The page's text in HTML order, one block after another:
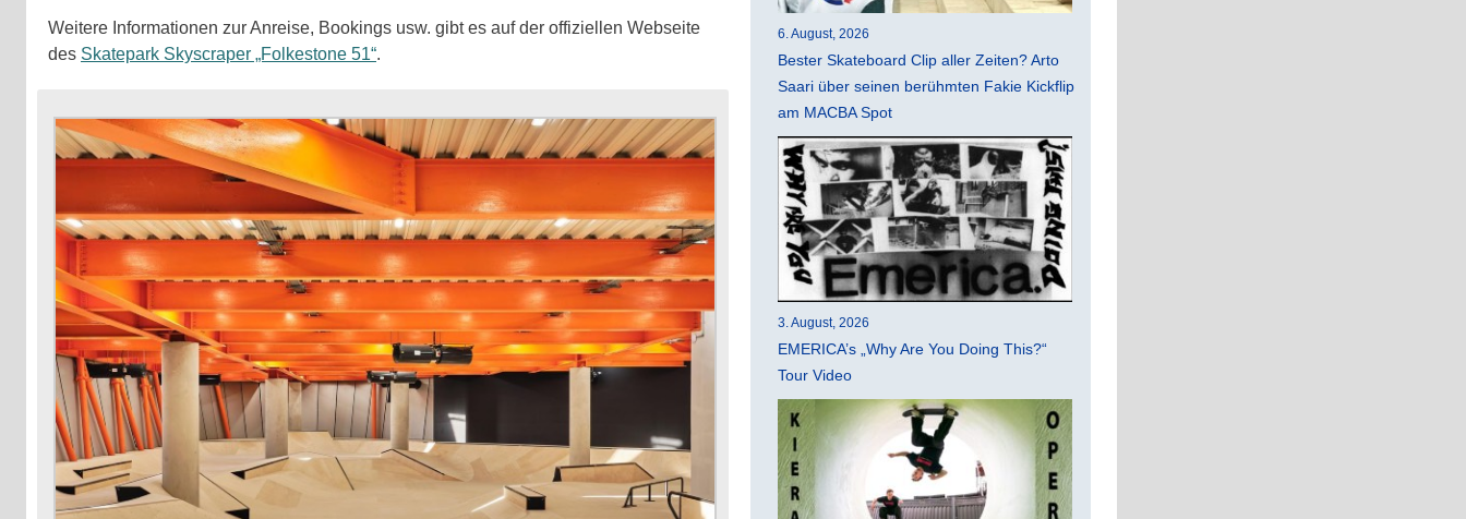
Weitere Informationen zur Anreise, Bookings usw. gibt es auf der offiziellen Webseite
des Skatepark Skyscraper „Folkestone 51“.
6. August, 2026
Bester Skateboard Clip aller Zeiten? Arto
Saari über seinen berühmten Fakie Kickflip
am MACBA Spot
3. August, 2026
EMERICA’s „Why Are You Doing This?“
Tour Video